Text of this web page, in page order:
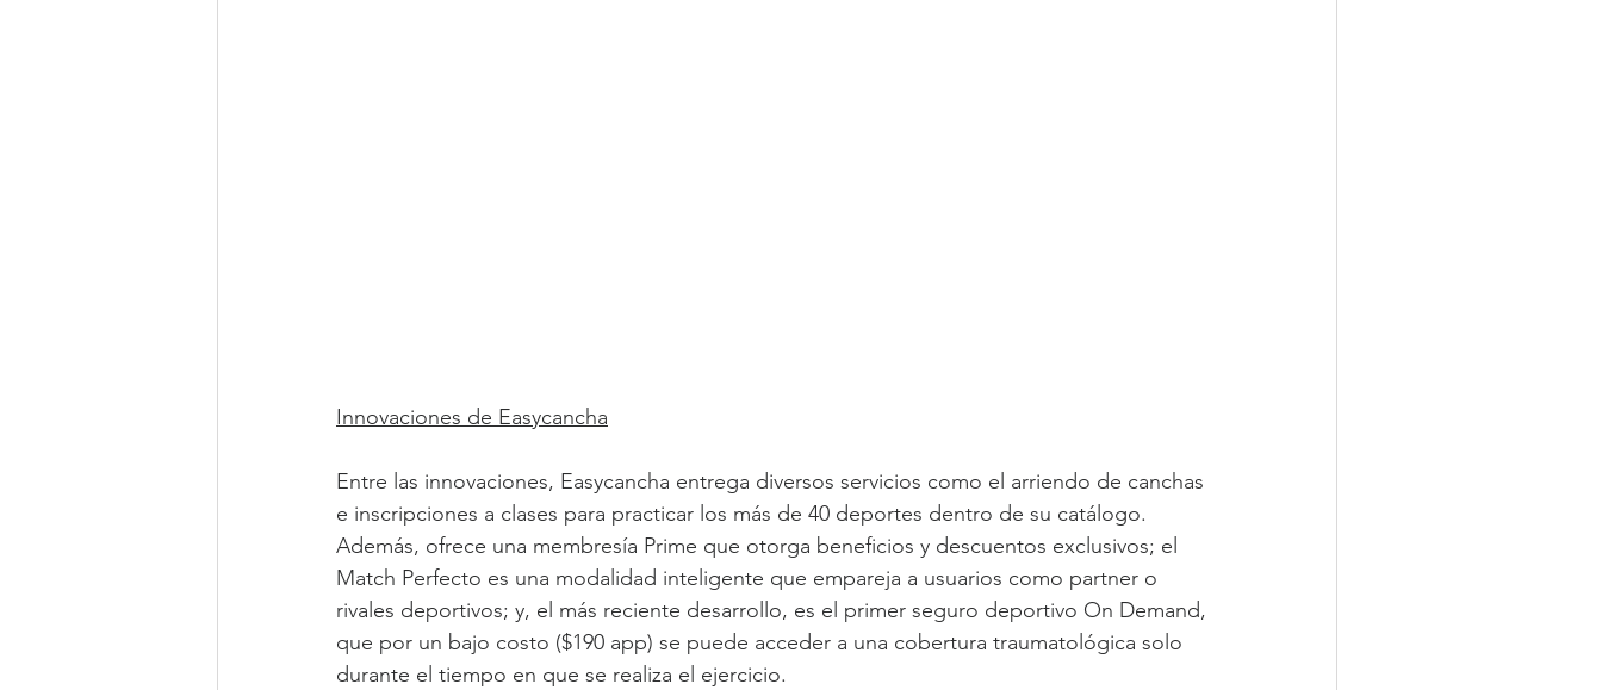
Innovaciones de Easycancha
Entre las innovaciones, Easycancha entrega diversos servicios como el arriendo de canchas
e inscripciones a clases para practicar los más de 40 deportes dentro de su catálogo.
Además, ofrece una membresía Prime que otorga beneficios y descuentos exclusivos; el
Match Perfecto es una modalidad inteligente que empareja a usuarios como partner o
rivales deportivos; y, el más reciente desarrollo, es el primer seguro deportivo On Demand,
que por un bajo costo ($190 app) se puede acceder a una cobertura traumatológica solo
durante el tiempo en que se realiza el ejercicio.